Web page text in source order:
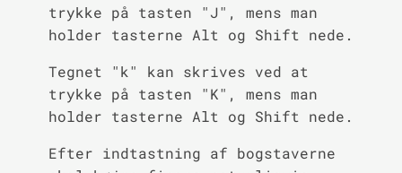
trykke på tasten "J", mens man
holder tasterne Alt og Shift nede.
Tegnet "k" kan skrives ved at
trykke på tasten "K", mens man
holder tasterne Alt og Shift nede.
Efter indtastning af bogstaverne